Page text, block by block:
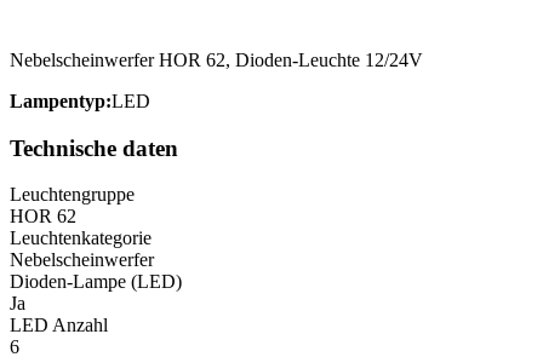
Nebelscheinwerfer HOR 62, Dioden-Leuchte 12/24V
Lampentyp:LED
Technische daten
Leuchtengruppe
HOR 62
Leuchtenkategorie
Nebelscheinwerfer
Dioden-Lampe (LED)
Ja
LED Anzahl
6